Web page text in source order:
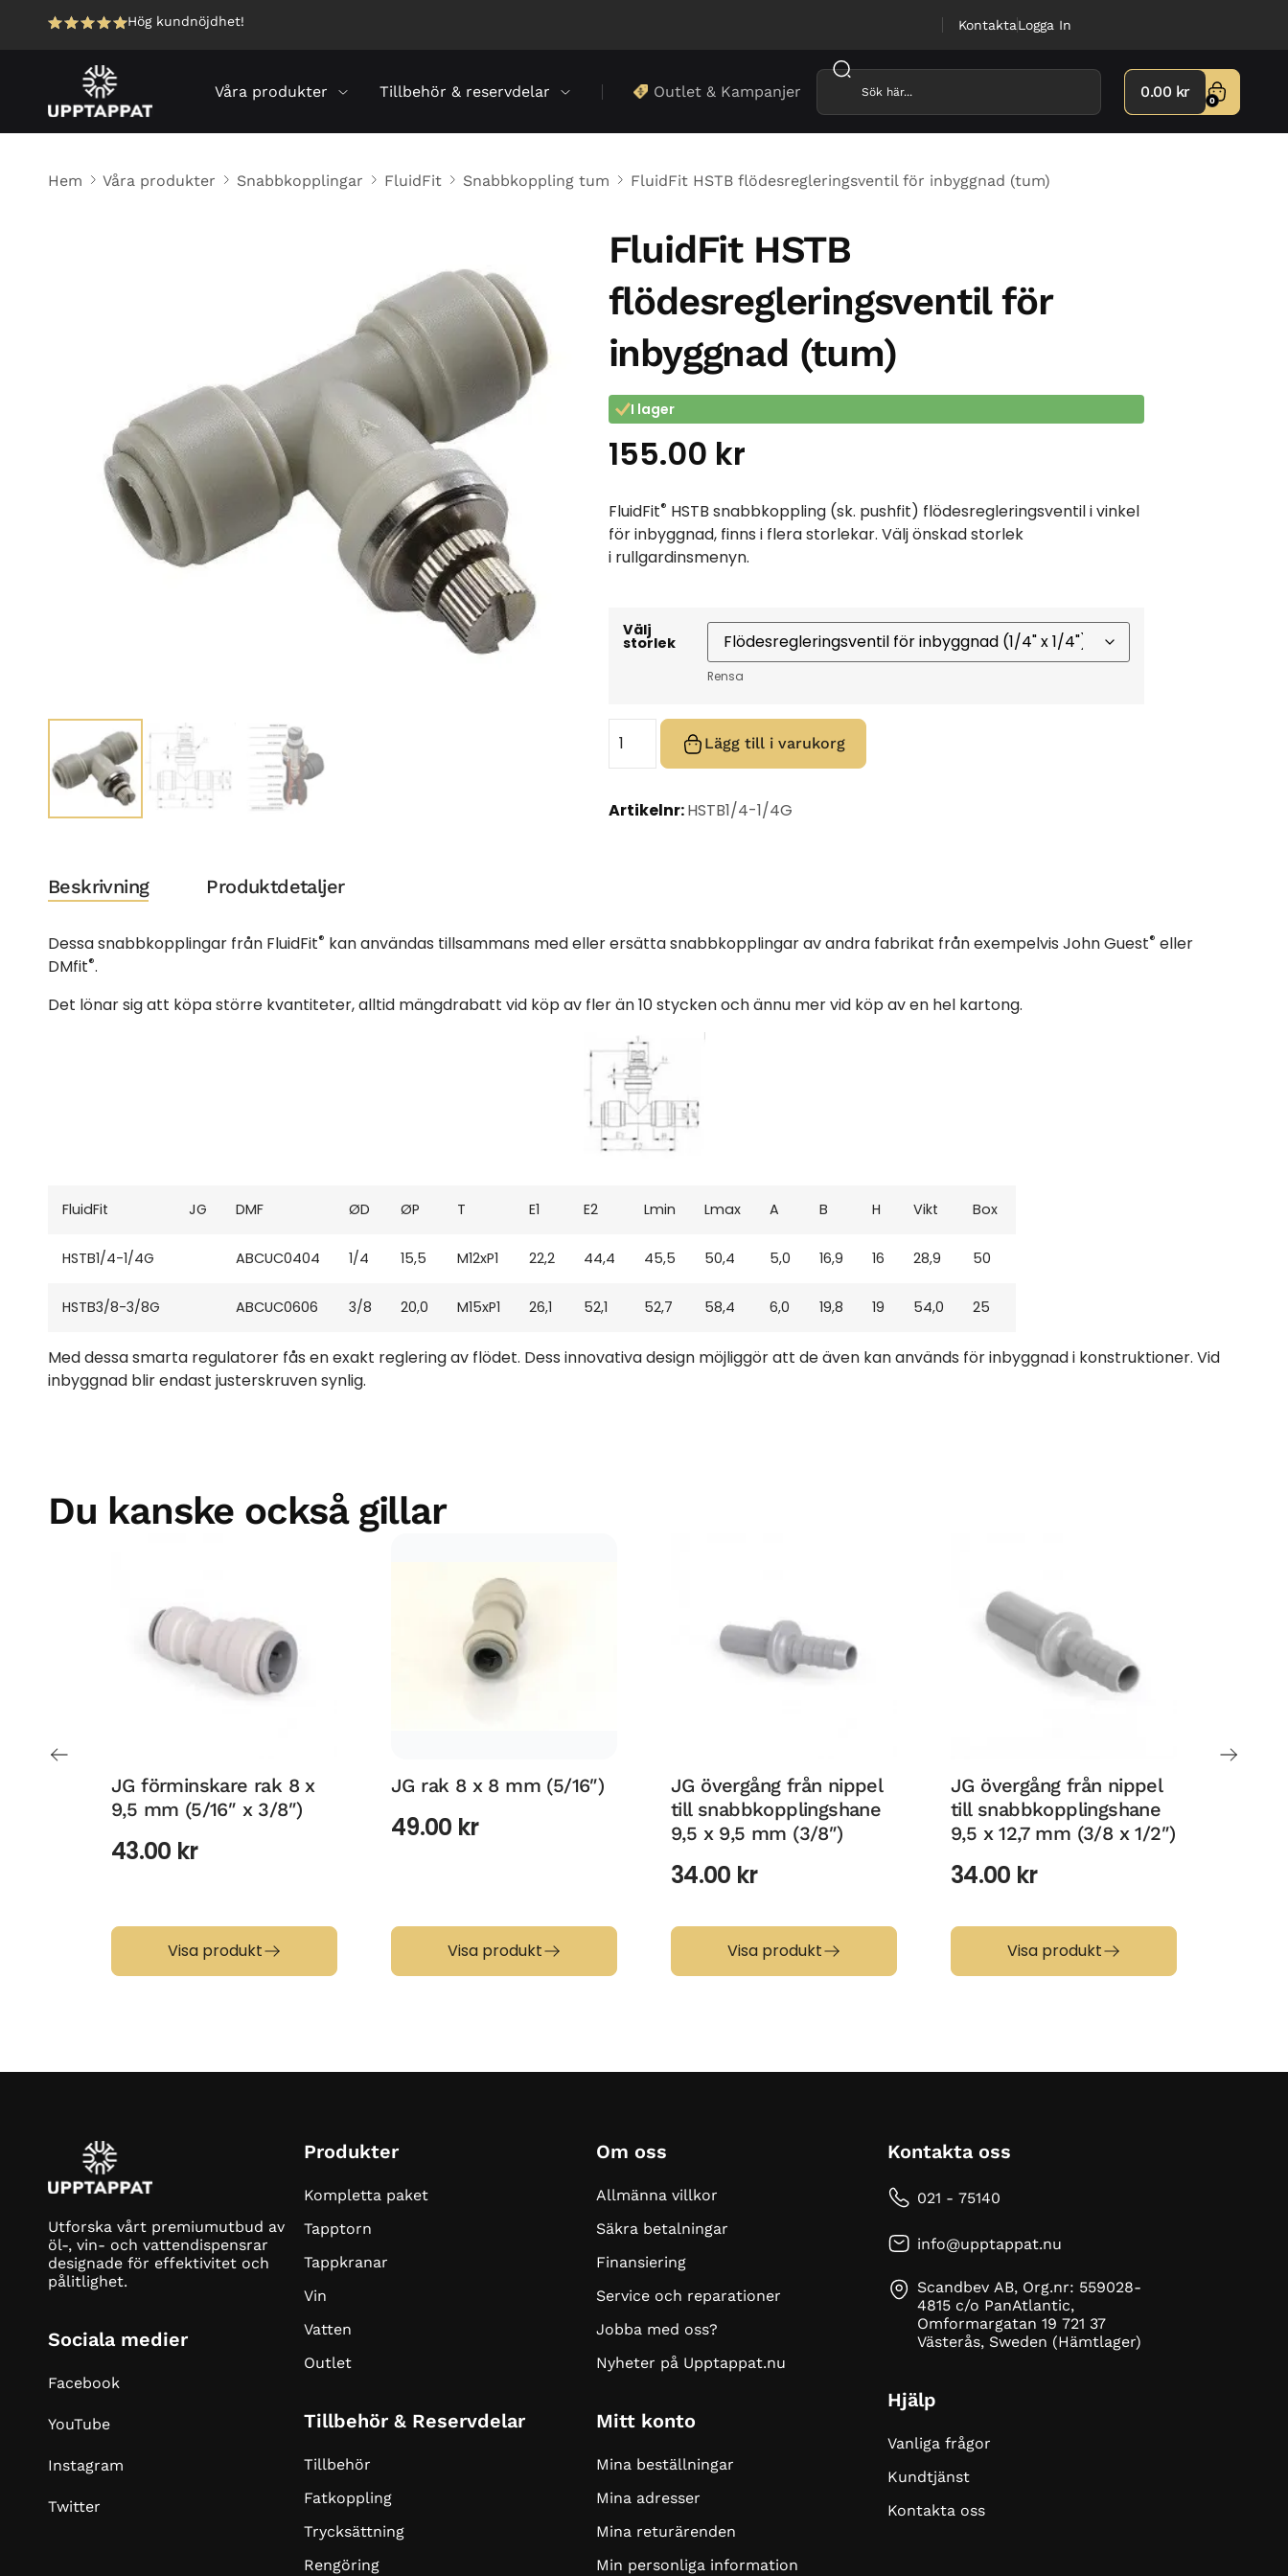
Hög kundnöjdhet! KontaktaLogga In
Våra produkter Tillbehör & reservdelar Outlet & Kampanjer 0.00 kr 0
Hem Våra produkter Snabbkopplingar FluidFit Snabbkoppling tum FluidFit HSTB flödesregleringsventil för inbyggnad (tum)
FluidFit HSTB
flödesregleringsventil för
inbyggnad (tum)
I lager
155.00 kr
FluidFit® HSTB snabbkoppling (sk. pushfit) flödesregleringsventil i vinkel
för inbyggnad, finns i flera storlekar. Välj önskad storlek
i rullgardinsmenyn.
Välj
storlek
Rensa
Lägg till i varukorg
Artikelnr:HSTB1/4-1/4G
Beskrivning Produktdetaljer
Dessa snabbkopplingar från FluidFit® kan användas tillsammans med eller ersätta snabbkopplingar av andra fabrikat från exempelvis John Guest® eller
DMfit®.
Det lönar sig att köpa större kvantiteter, alltid mängdrabatt vid köp av fler än 10 stycken och ännu mer vid köp av en hel kartong.
FluidFit JG DMF ØD ØP T E1 E2 Lmin Lmax A B H Vikt Box
HSTB1/4-1/4G ABCUC0404 1/4 15,5 M12xP1 22,2 44,4 45,5 50,4 5,0 16,9 16 28,9 50
HSTB3/8-3/8G ABCUC0606 3/8 20,0 M15xP1 26,1 52,1 52,7 58,4 6,0 19,8 19 54,0 25
Med dessa smarta regulatorer fås en exakt reglering av flödet. Dess innovativa design möjliggör att de även kan används för inbyggnad i konstruktioner. Vid
inbyggnad blir endast justerskruven synlig.
Du kanske också gillar
JG förminskare rak 8 x
9,5 mm (5/16″ x 3/8″)
43.00 kr
Visa produkt
JG rak 8 x 8 mm (5/16″)
49.00 kr
Visa produkt
JG övergång från nippel
till snabbkopplingshane
9,5 x 9,5 mm (3/8″)
34.00 kr
Visa produkt
JG övergång från nippel
till snabbkopplingshane
9,5 x 12,7 mm (3/8 x 1/2″)
34.00 kr
Visa produkt
Utforska vårt premiumutbud av
öl-, vin- och vattendispensrar
designade för effektivitet och
pålitlighet.
Sociala medier
Facebook
YouTube
Instagram
Twitter
Produkter
Kompletta paket
Tapptorn
Tappkranar
Vin
Vatten
Outlet
Tillbehör & Reservdelar
Tillbehör
Fatkoppling
Trycksättning
Rengöring
Om oss
Allmänna villkor
Säkra betalningar
Finansiering
Service och reparationer
Jobba med oss?
Nyheter på Upptappat.nu
Mitt konto
Mina beställningar
Mina adresser
Mina returärenden
Min personliga information
Kontakta oss
021 - 75140
info@upptappat.nu
Scandbev AB, Org.nr: 559028-
4815 c/o PanAtlantic,
Omformargatan 19 721 37
Västerås, Sweden (Hämtlager)
Hjälp
Vanliga frågor
Kundtjänst
Kontakta oss